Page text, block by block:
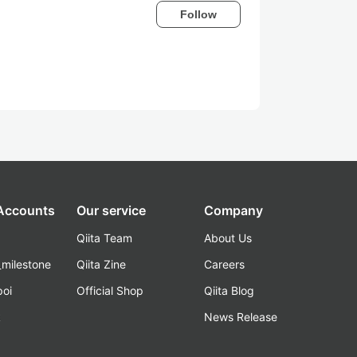
Follow
Our service
Qiita Team
Qiita Zine
Official Shop
Company
About Us
Careers
Qiita Blog
News Release